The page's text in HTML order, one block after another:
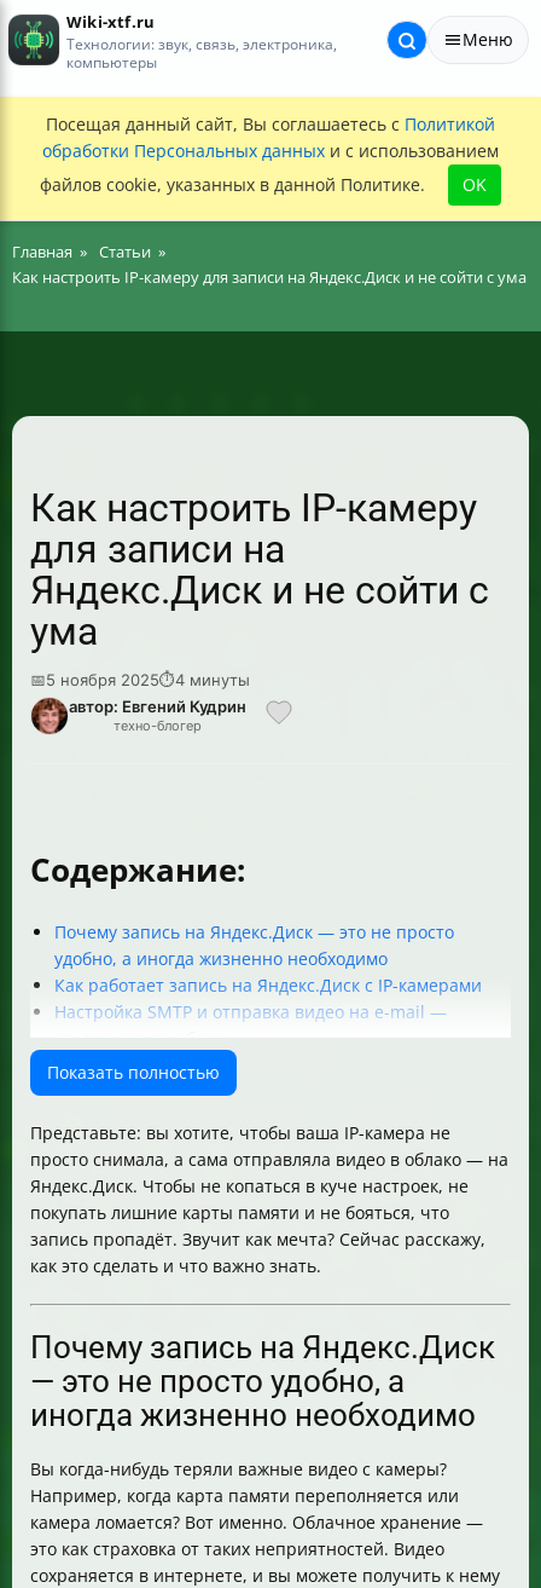
Wiki-xtf.ru
Технологии: звук, связь, электроника,
компьютеры
Меню
Посещая данный сайт, Вы соглашаетесь с Политикой
обработки Персональных данных и с использованием
файлов cookie, указанных в данной Политике.
OK
Главная
Статьи
Как настроить IP-камеру для записи на Яндекс.Диск и не сойти с ума
Как настроить IP-камеру
для записи на
Яндекс.Диск и не сойти с
ума
📅5 ноября 2025⏱4 минуты
автор: Евгений Кудрин
техно-блогер
Содержание:
Почему запись на Яндекс.Диск — это не просто
удобно, а иногда жизненно необходимо
Как работает запись на Яндекс.Диск с IP-камерами
Настройка SMTP и отправка видео на e-mail —
Почему не все камеры умеют писать на Яндекс.Диск
Практический пример: сколько видео поместится на
Что делать, если места на Яндекс.Диске не хватает
Особенности камер Vstarcam серии «Y2»
Важные предупреждения
Как выбрать камеру с записью на Яндекс.Диск
Итог
Показать полностью
Представьте: вы хотите, чтобы ваша IP-камера не
просто снимала, а сама отправляла видео в облако — на
Яндекс.Диск. Чтобы не копаться в куче настроек, не
покупать лишние карты памяти и не бояться, что
запись пропадёт. Звучит как мечта? Сейчас расскажу,
как это сделать и что важно знать.
Почему запись на Яндекс.Диск
— это не просто удобно, а
иногда жизненно необходимо
Вы когда-нибудь теряли важные видео с камеры?
Например, когда карта памяти переполняется или
камера ломается? Вот именно. Облачное хранение —
это как страховка от таких неприятностей. Видео
сохраняется в интернете, и вы можете получить к нему